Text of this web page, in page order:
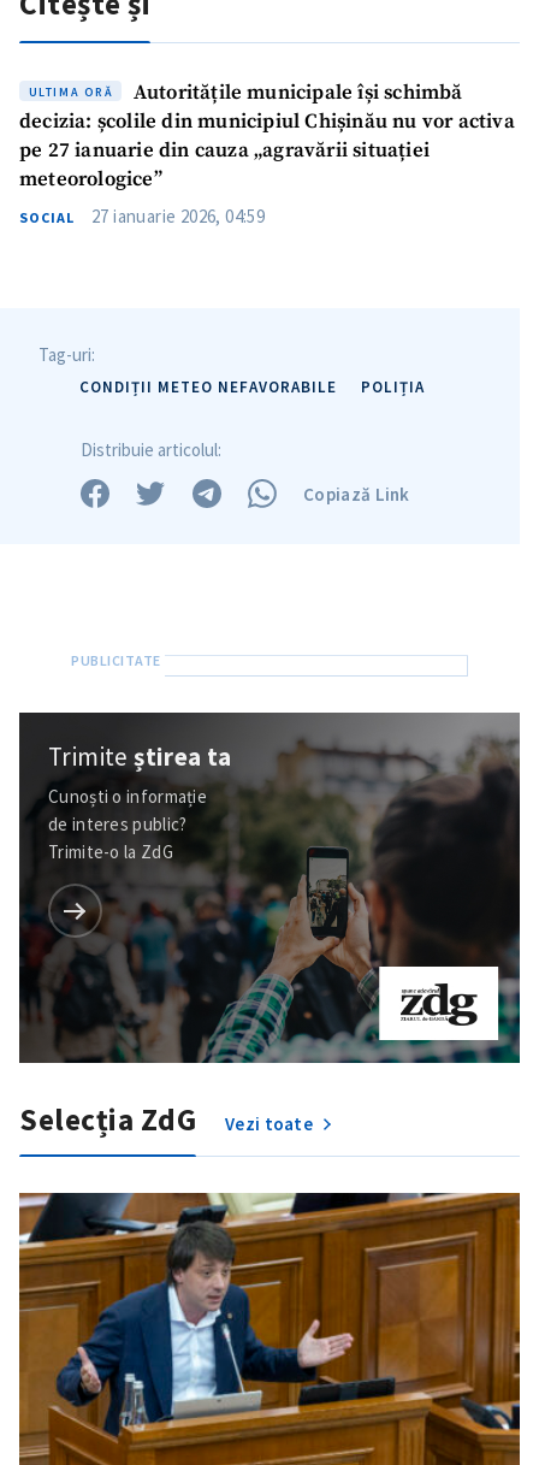
Trimite o informație
Despre ZdG
in English
на русском
ULTIMA ORĂ
Autoritățile municipale își schimbă
decizia: școlile din municipiul Chișinău nu vor activa
pe 27 ianuarie din cauza „agravării situației
meteorologice”
SOCIAL 27 ianuarie 2026, 04:59
Tag-uri:
CONDIȚII METEO NEFAVORABILE POLIȚIA
Distribuie articolul:
Copiază Link
Trimiteștirea ta
Cunoști o informație
de interes public?
Trimite-o la ZdG
Selecția ZdG Vezi toate